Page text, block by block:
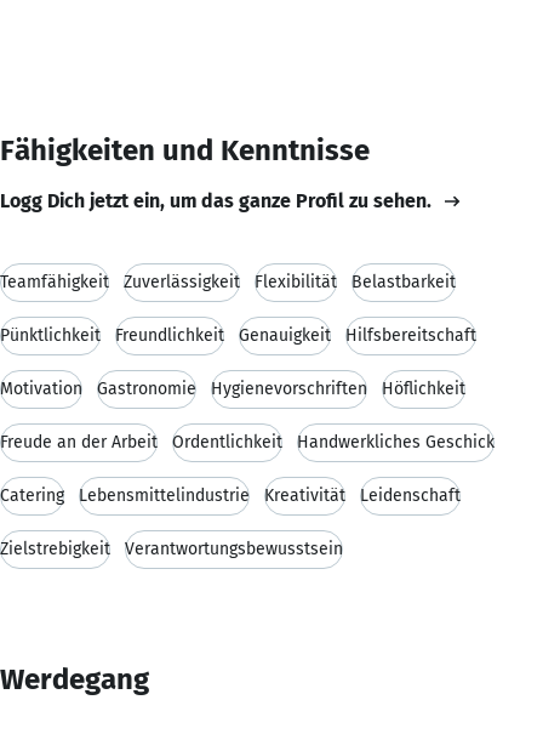
Fähigkeiten und Kenntnisse
Logg Dich jetzt ein, um das ganze Profil zu sehen.
Teamfähigkeit Zuverlässigkeit Flexibilität Belastbarkeit
Pünktlichkeit Freundlichkeit Genauigkeit Hilfsbereitschaft
Motivation Gastronomie Hygienevorschriften Höflichkeit
Freude an der Arbeit Ordentlichkeit Handwerkliches Geschick
Catering Lebensmittelindustrie Kreativität Leidenschaft
Zielstrebigkeit Verantwortungsbewusstsein
Werdegang